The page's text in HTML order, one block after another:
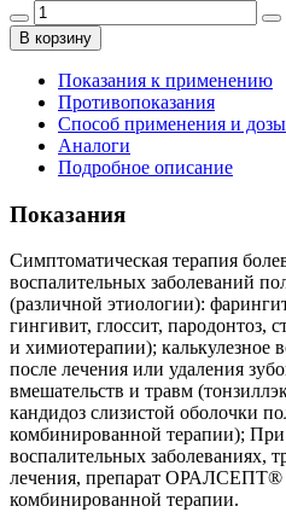
В корзину
Показания к применению
Противопоказания
Способ применения и дозы
Аналоги
Подробное описание
Показания
Симптоматическая терапия
воспалительных заболеваний
(различной этиологии):
гингивит, глоссит, пародонтоз,
и химиотерапии); калькулезное
после лечения или удаления
вмешательств и травм
кандидоз слизистой оболочки
комбинированной терапии);
воспалительных заболеваниях,
лечения, препарат ОРАЛСЕПТ®
комбинированной терапии.